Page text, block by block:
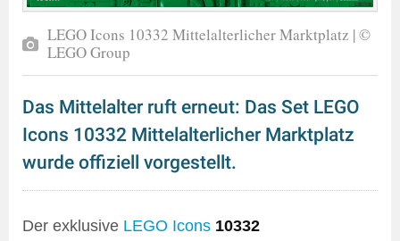
LEGO Icons 10332 Mittelalterlicher Marktplatz | ©
LEGO Group
Das Mittelalter ruft erneut: Das Set LEGO
Icons 10332 Mittelalterlicher Marktplatz
wurde offiziell vorgestellt.
Der exklusive LEGO Icons 10332